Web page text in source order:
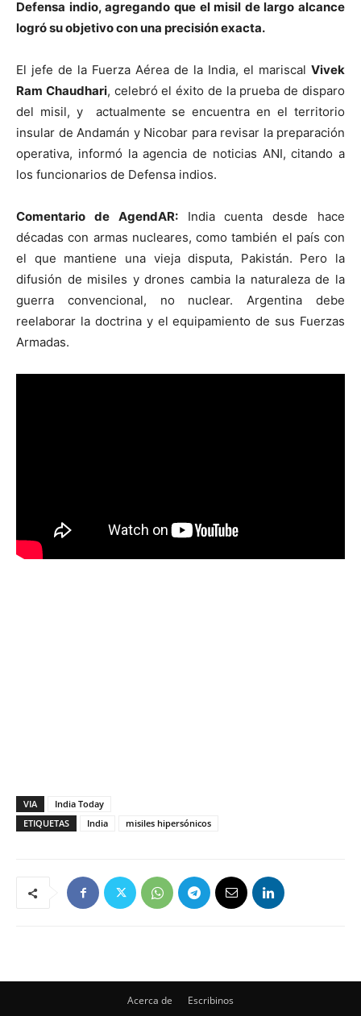
Defensa indio, agregando que el misil de largo alcance
logró su objetivo con una precisión exacta.
El jefe de la Fuerza Aérea de la India, el mariscal Vivek
Ram Chaudhari, celebró el éxito de la prueba de disparo
del misil, y actualmente se encuentra en el territorio
insular de Andamán y Nicobar para revisar la preparación
operativa, informó la agencia de noticias ANI, citando a
los funcionarios de Defensa indios.
Comentario de AgendAR:India cuenta desde hace
décadas con armas nucleares, como también el país con
el que mantiene una vieja disputa, Pakistán. Pero la
difusión de misiles y drones cambia la naturaleza de la
guerra convencional, no nuclear. Argentina debe
reelaborar la doctrina y el equipamiento de sus Fuerzas
Armadas.
VIA
India Today
ETIQUETAS
India misiles hipersónicos
Acerca de Escribinos